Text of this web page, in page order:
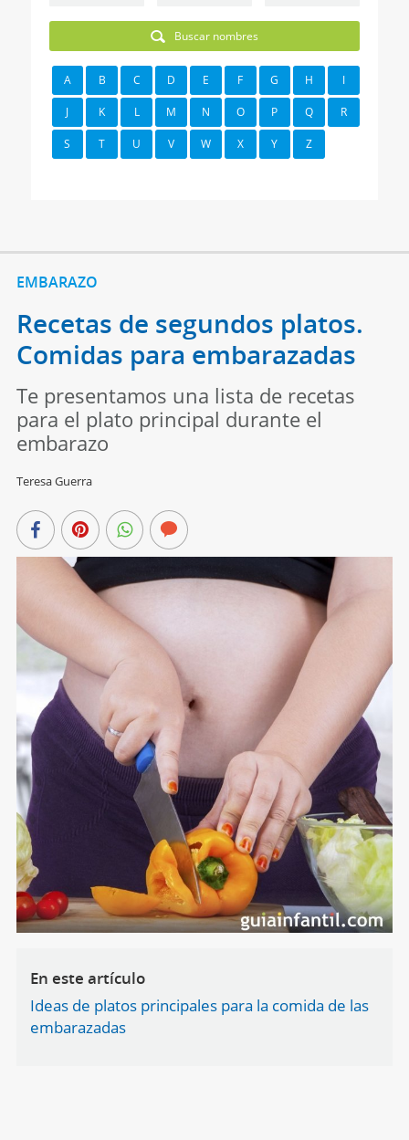
Buscar nombres
A B C D E F G H I
J K L M N O P Q R
S T U V W X Y Z
EMBARAZO
Recetas de segundos platos.
Comidas para embarazadas
Te presentamos una lista de recetas
para el plato principal durante el
embarazo
Teresa Guerra
En este artículo
Ideas de platos principales para la comida de las
embarazadas